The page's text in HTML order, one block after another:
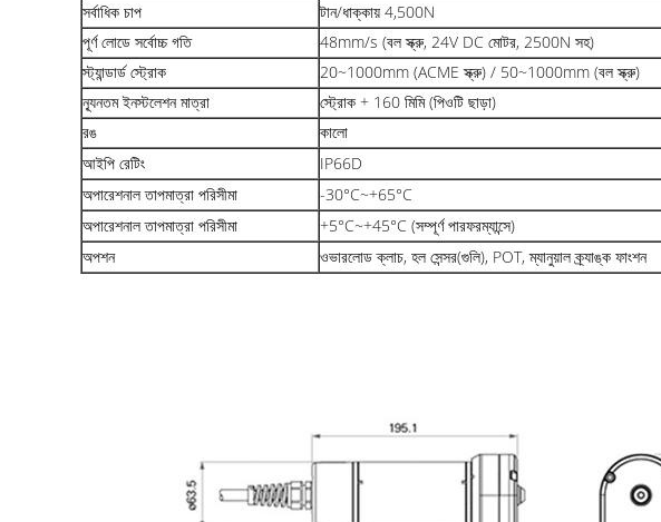
সর্বাধিক চাপ
টান/ধাক্কায় 4,500N
পূর্ণ লোডে সর্বোচ্চ গতি
48mm/s (বল স্ক্রু, 24V DC মোটর, 2500N সহ)
স্ট্যান্ডার্ড স্ট্রোক
20~1000mm (ACME স্ক্রু) / 50~1000mm (বল স্ক্রু)
ন্যূনতম ইনস্টলেশন মাত্রা
স্ট্রোক + 160 মিমি (পিওটি ছাড়া)
রঙ
কালো
আইপি রেটিং
IP66D
অপারেশনাল তাপমাত্রা পরিসীমা
-30°C~+65°C
অপারেশনাল তাপমাত্রা পরিসীমা
+5°C~+45°C (সম্পূর্ণ পারফরম্যান্সে)
অপশন
ওভারলোড ক্লাচ, হল সেন্সর(গুলি), POT, ম্যানুয়াল ক্র্যাঙ্ক ফাংশন